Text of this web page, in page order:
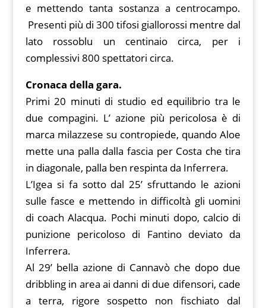
e mettendo tanta sostanza a centrocampo.
Presenti più di 300 tifosi giallorossi mentre dal
lato rossoblu un centinaio circa, per i
complessivi 800 spettatori circa.
Cronaca della gara.
Primi 20 minuti di studio ed equilibrio tra le
due compagini. L’ azione più pericolosa è di
marca milazzese su contropiede, quando Aloe
mette una palla dalla fascia per Costa che tira
in diagonale, palla ben respinta da Inferrera.
L’Igea si fa sotto dal 25’ sfruttando le azioni
sulle fasce e mettendo in difficoltà gli uomini
di coach Alacqua. Pochi minuti dopo, calcio di
punizione pericoloso di Fantino deviato da
Inferrera.
Al 29’ bella azione di Cannavò che dopo due
dribbling in area ai danni di due difensori, cade
a terra, rigore sospetto non fischiato dal